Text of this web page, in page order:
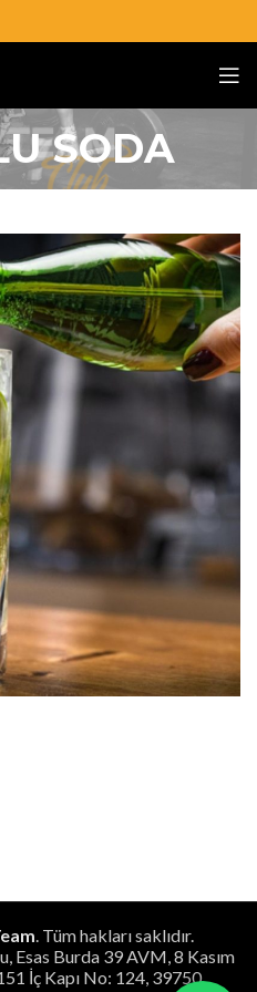
SODA
. Tüm hakları saklıdır.
Esas Burda 39 AVM, 8 Kasım
İç Kapı No: 124, 39750